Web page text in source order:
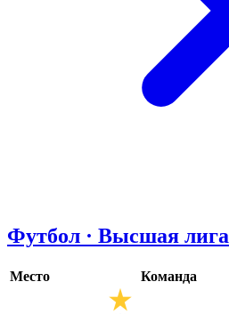
Футбол · Высшая лига
Место Команда